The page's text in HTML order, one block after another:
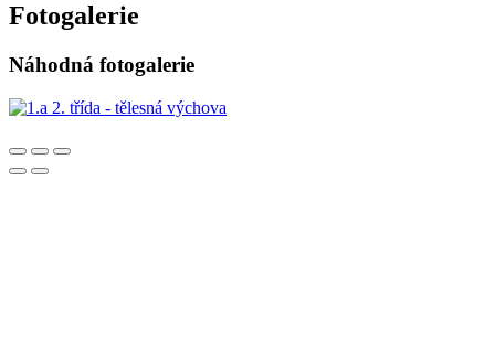
Fotogalerie
Náhodná fotogalerie